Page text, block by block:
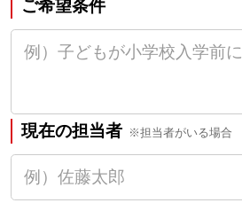
ご希望条件
現在の担当者 ※担当者がいる場合